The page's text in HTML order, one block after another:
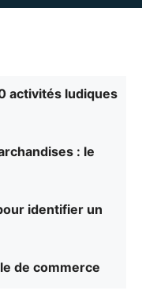
activités ludiques
: le
identifier un
de commerce